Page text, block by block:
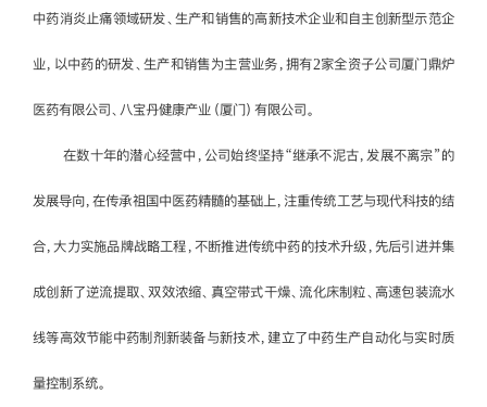
中药消炎止痛领域研发、生产和销售的高新技术企业和自主创新型示范企
业，以中药的研发、生产和销售为主营业务，拥有2家全资子公司厦门鼎炉
医药有限公司、八宝丹健康产业（厦门）有限公司。
在数十年的潜心经营中，公司始终坚持“继承不泥古，发展不离宗”的
发展导向，在传承祖国中医药精髓的基础上，注重传统工艺与现代科技的结
合，大力实施品牌战略工程，不断推进传统中药的技术升级，先后引进并集
成创新了逆流提取、双效浓缩、真空带式干燥、流化床制粒、高速包装流水
线等高效节能中药制剂新装备与新技术，建立了中药生产自动化与实时质
量控制系统。